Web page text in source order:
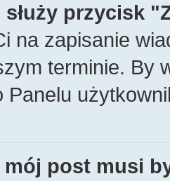
służy przycisk
na zapisanie
terminie. By
Panelu
mój post musi